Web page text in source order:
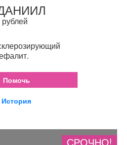
Помочь
История
СРОЧНО!